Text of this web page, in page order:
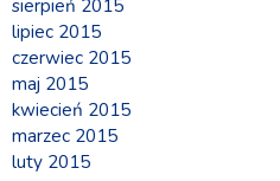
sierpień 2015
lipiec 2015
czerwiec 2015
maj 2015
kwiecień 2015
marzec 2015
luty 2015